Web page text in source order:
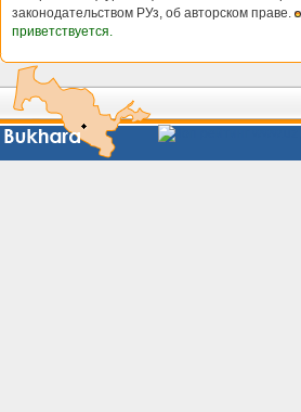
законодательством РУз, об авторском праве.
приветствуется.